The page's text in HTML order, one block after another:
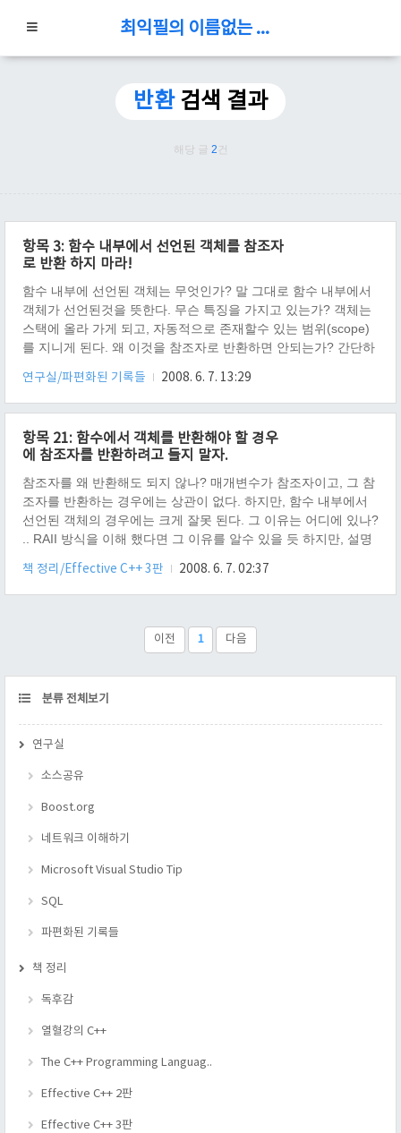
최익필의 이름없는 블로그
반환 검색 결과
해당 글 2 건
항목 3: 함수 내부에서 선언된 객체를 참조자
로 반환 하지 마라!
함수 내부에 선언된 객체는 무엇인가? 말 그대로 함수 내부에서
객체가 선언된것을 뜻한다. 무슨 특징을 가지고 있는가? 객체는
스택에 올라 가게 되고, 자동적으로 존재할수 있는 범위(scope)
를 지니게 된다. 왜 이것을 참조자로 반환하면 안되는가? 간단하
자는 유효하고, 참조자가 참조하는 객체는 무효하다. 여기서 문
제가 발생된다. 관령링크 http://ikpil.tistory.com/441
연구실/파편화된 기록들 2008. 6. 7. 13:29
항목 21: 함수에서 객체를 반환해야 할 경우
에 참조자를 반환하려고 들지 말자.
참조자를 왜 반환해도 되지 않나? 매개변수가 참조자이고, 그 참
조자를 반환하는 경우에는 상관이 없다. 하지만, 함수 내부에서
선언된 객체의 경우에는 크게 잘못 된다. 그 이유는 어디에 있나?
.. RAII 방식을 이해 했다면 그 이유를 알수 있을 듯 하지만, 설명
다. 함수 내부에 선언(스택에 올려진)된 객체의 경우, 함수 종료
후 전기적 쇼크로 날라 간다. 그러므로 안에 있던 객체를 참조자
어떻게 최적화 시키나? 리턴 타입을 임시객체 형태로 하기만 하
면, 컴파일러가 알아서 처리해 준다. 이런 방법은 많은 컴파일러
책 정리/Effective C++ 3판 2008. 6. 7. 02:37
이전 1 다음
CATEGORY
분류 전체보기
연구실
소스공유
Boost.org
네트워크 이해하기
Microsoft Visual Studio Tip
SQL
파편화된 기록들
책 정리
독후감
열혈강의 C++
The C++ Programming Languag..
Effective C++ 2판
Effective C++ 3판